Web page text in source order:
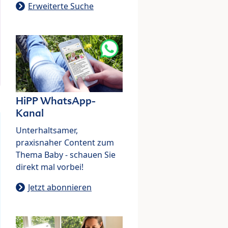
Erweiterte Suche
HiPP WhatsApp-
Kanal
Unterhaltsamer,
praxisnaher Content zum
Thema Baby - schauen Sie
direkt mal vorbei!
Jetzt abonnieren